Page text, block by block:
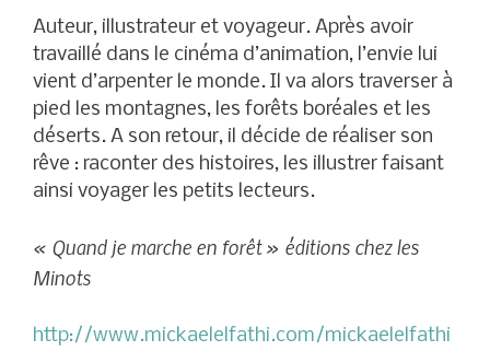
Auteur, illustrateur et voyageur. Après avoir
travaillé dans le cinéma d’animation, l’envie lui
vient d’arpenter le monde. Il va alors traverser à
pied les montagnes, les forêts boréales et les
déserts. A son retour, il décide de réaliser son
rêve : raconter des histoires, les illustrer faisant
ainsi voyager les petits lecteurs.
« Quand je marche en forêt » éditions chez les
Minots
http://www.mickaelelfathi.com/mickaelelfathi